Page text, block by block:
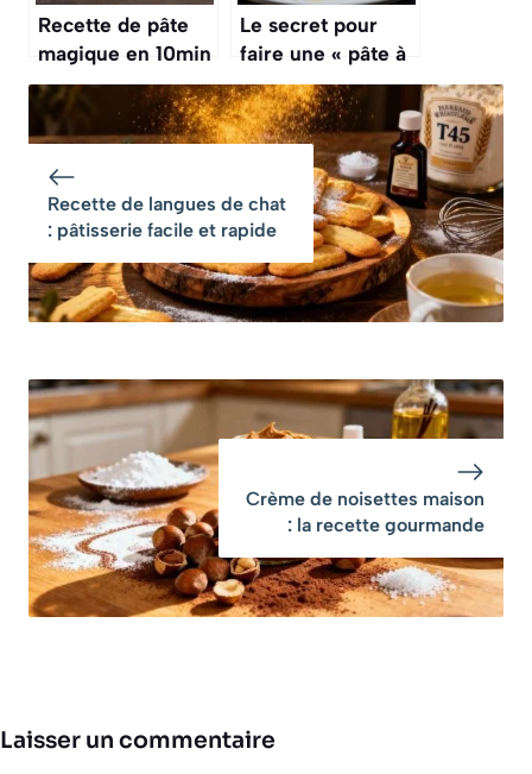
Recette de pâte
magique en 10min
: pizza, pâté,
brioche
Le secret pour
faire une « pâte à
tartiner » salée
aux haricots
rouges, une
alternative
surprenante
Recette de langues de chat
: pâtisserie facile et rapide
Crème de noisettes maison
: la recette gourmande
Laisser un commentaire